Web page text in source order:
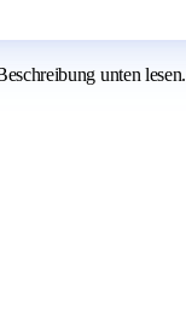
unten lesen.